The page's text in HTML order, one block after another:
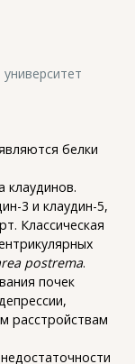
белки
клаудинов.
3 и клаудин-5,
Классическая
postrema.
почек
расстройствам